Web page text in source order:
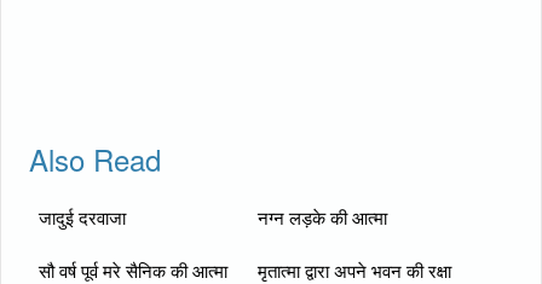
Also Read
जादुई दरवाजा नग्न लड़के की आत्मा
सौ वर्ष पूर्व मरे सैनिक की आत्मा मृतात्मा द्वारा अपने भवन की रक्षा